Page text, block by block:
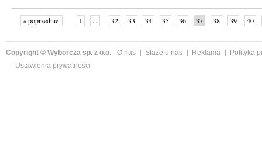
« poprzednie 1 ... 32 33 34 35 36 37 38 39
40
Copyright © Wyborcza sp. z o.o. O nas Staże u nas Reklama
Polityka
Ustawienia prywatności